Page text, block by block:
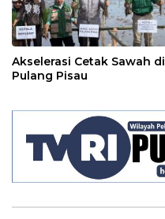
Akselerasi Cetak Sawah di
Pulang Pisau